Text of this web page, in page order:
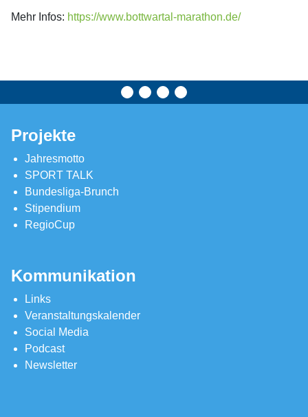
Mehr Infos: https://www.bottwartal-marathon.de/
Projekte
Jahresmotto
SPORT TALK
Bundesliga-Brunch
Stipendium
RegioCup
Kommunikation
Links
Veranstaltungskalender
Social Media
Podcast
Newsletter